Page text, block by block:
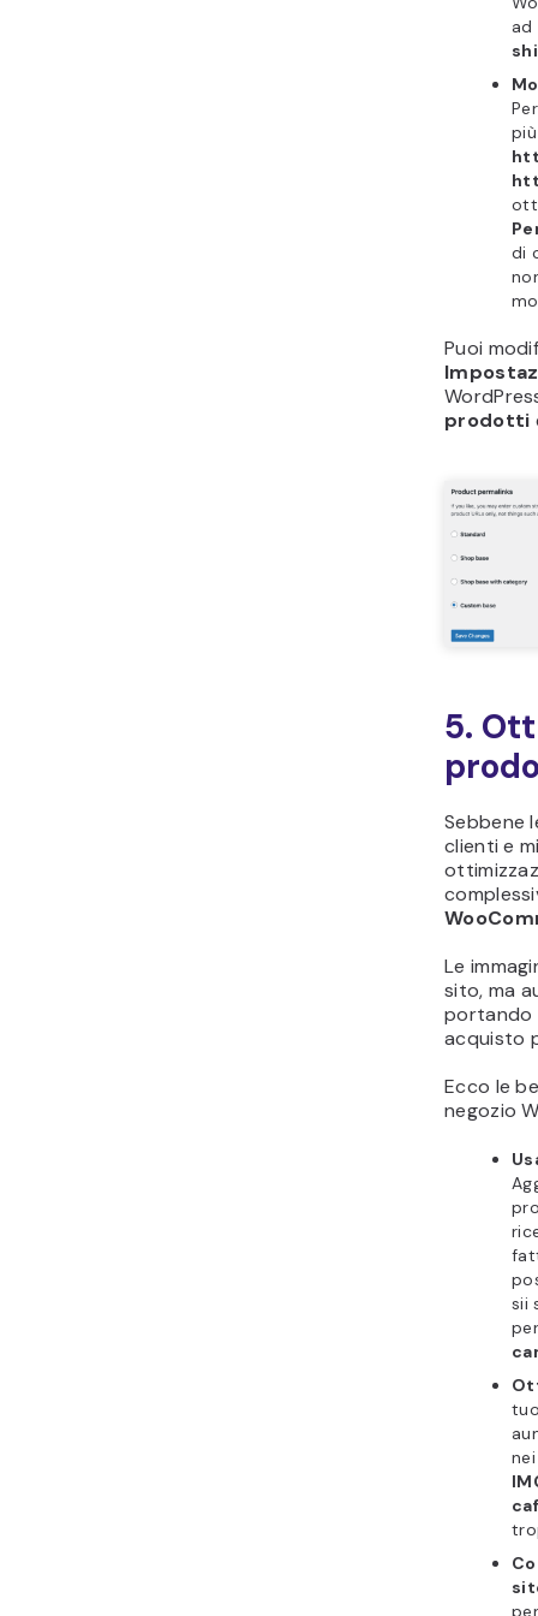
di
Puoi
prodotti
5.
Sebbene
clienti e
Le
sito, ma
portando
acquisto
Ecco le
negozio
sii